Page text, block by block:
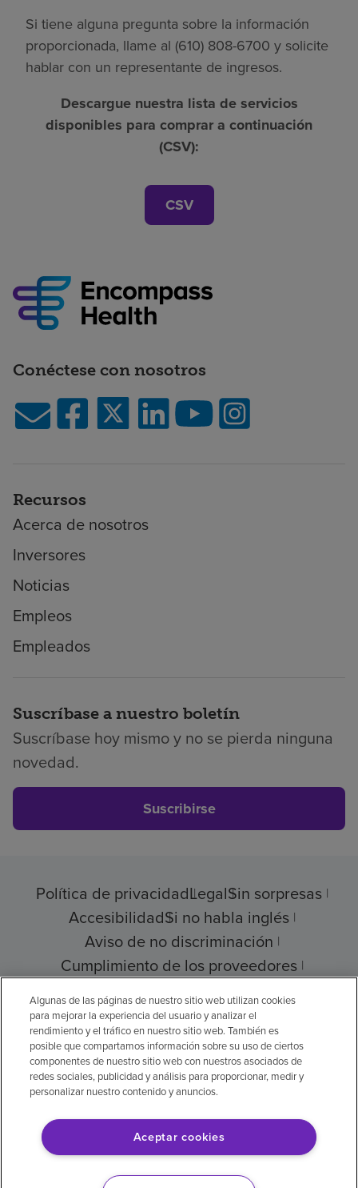
Si tiene alguna pregunta sobre la información
proporcionada, llame al (610) 808-6700 y solicite
hablar con un representante de ingresos.
Descargue nuestra lista de servicios
disponibles para comprar a continuación
(CSV):
CSV
Conéctese con nosotros
Recursos
Acerca de nosotros
Inversores
Noticias
Empleos
Empleados
Suscríbase a nuestro boletín
Suscríbase hoy mismo y no se pierda ninguna
novedad.
Suscribirse
Política de privacidadLegalSin sorpresas
AccesibilidadSi no habla inglés
Aviso de no discriminación
Cumplimiento de los proveedores
Transparencia de precios
© 2026 Encompass Health Corporation
Preferencias de cookies
Aviso legal: Se tradujo con la ayuda de
inteligencia artificial (IA). La versión en inglés
Algunas de las páginas de nuestro sitio web utilizan cookies
para mejorar la experiencia del usuario y analizar el
rendimiento y el tráfico en nuestro sitio web. También es
posible que compartamos información sobre su uso de ciertos
componentes de nuestro sitio web con nuestros asociados de
redes sociales, publicidad y análisis para proporcionar, medir y
personalizar nuestro contenido y anuncios.
Aceptar cookies